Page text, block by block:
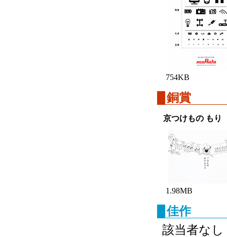
754KB
銅賞
京つけもの もり
1.98MB
佳作
該当者なし